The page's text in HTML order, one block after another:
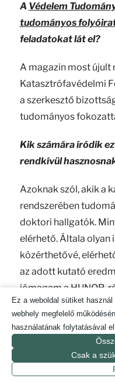
A Védelem
tudományos
feladatokat lát el?
A magazin most újult
Katasztrófavédelmi
a szerkesztő
tudományos
Kik számára íródik
rendkívül
Azoknak szól, akik a
rendszerében
doktori hallgatók.
elérhető. Általa olyan
közérthetővé,
az adott kutató
jómagam a HUNOR-
különleges
Fontos, hogy ezek a
hogy a jövő, a
mutathatóvá
meg, és
Ez a weboldal sütiket
webhely megfelelő
használatának folytatásával
Csak a